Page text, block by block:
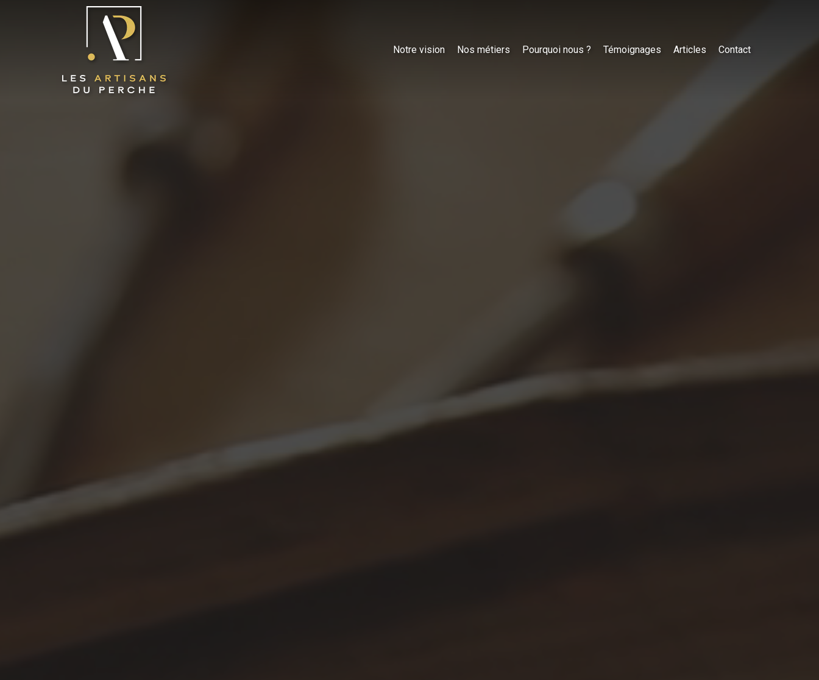
Notre vision Nos métiers Pourquoi nous ? Témoignages Articles Contact